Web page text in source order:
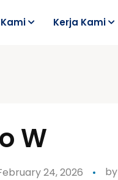
Kerja Kami
W
24, 2026 by